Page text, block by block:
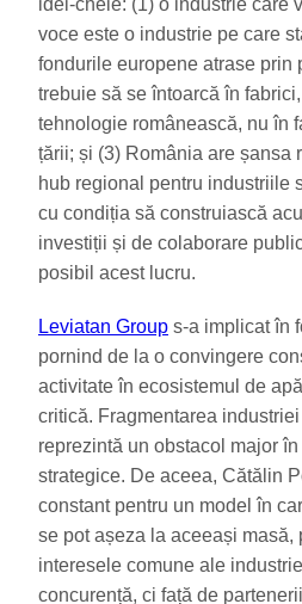
voce este o industrie pe care
fondurile europene atrase prin
trebuie să se întoarcă în
tehnologie românească, nu în
țării; și (3) România are șansa
hub regional pentru industriile
cu condiția să construiască
investiții și de colaborare
posibil acest lucru.
Leviatan Group s-a implicat în
pornind de la o convingere
activitate în ecosistemul de
critică. Fragmentarea
reprezintă un obstacol major
strategice. De aceea, Cătălin
constant pentru un model în
se pot așeza la aceeași masă,
interesele comune ale
concurență, ci față de